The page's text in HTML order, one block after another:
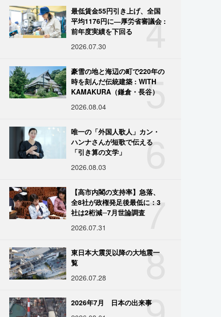
4
最低賃金55円引き上げ、全国
平均1176円に―厚労省審議会 :
前年度実績を下回る
2026.07.30
5
豪雪の地と海辺の町で220年の
時を刻んだ伝統建築 : WITH
KAMAKURA（鎌倉・長谷）
2026.08.04
6
唯一の「外国人歌人」カン・
ハンナさんが短歌で伝える
「引き算の文学」
2026.08.03
7
【高市内閣の支持率】急落、
全8社が政権発足後最低に：3
社は2桁減─7月世論調査
2026.07.31
8
東日本大震災以降の大地震一
覧
2026.07.28
2026年7月 日本の出来事